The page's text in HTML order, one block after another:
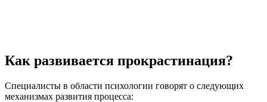
Как развивается прокрастинация?
Специалисты в области психологии говорят о следующих
механизмах развития процесса: